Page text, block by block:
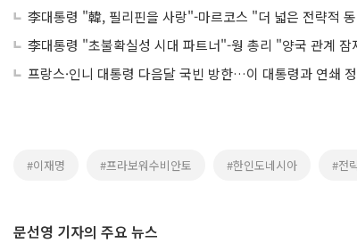
李대통령 "韓, 필리핀을 사랑"-마르코스 "더 넓은 전략적
李대통령 "초불확실성 시대 파트너"-웡 총리 "양국 관계 잠
프랑스·인니 대통령 다음달 국빈 방한…이 대통령과 연쇄
#이재명 #프라보워수비안토 #한인도네시아 #전
문선영 기자의 주요 뉴스